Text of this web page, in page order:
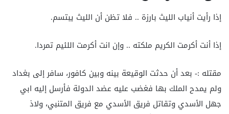
إذا رأيت أنياب الليث بارزة .. فلا تظن أن الليث يبتسم.
إذا أنت أكرمت الكريم ملكته .. وإن انت أكرمت اللئيم تمردا.
مقتله :- بعد أن حدثت الوقيعة بينه وبين كافور، سافر إلى بغداد
ولم يمدح الملك بها فغضب عليه عضد الدولة فأرسل إليه ابي
جهل الأسدي وتقاتل فريق الأسدي مع فريق المتنبي، ولاذ